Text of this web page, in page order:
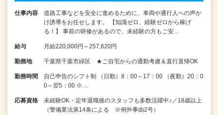
仕事内容
道路工事などを安全に進めるために、車両や通行人への声か
け誘導をお任せします。 【知識ゼロ、経験ゼロから稼げ
る！】 事前の研修があるので、未経験の方もご安…
給与 月給220,000円～257,620円
勤務地 千葉県千葉市緑区 ★ご自宅からの通勤考慮＆直行直帰OK
勤務時間
自己申告のシフト制 （日勤）8：00～17：00 （夜勤）20：0
0～翌5：00 ※…
応募資格
未経験OK・定年退職後のスタッフも多数活躍中♪／18歳以上
（警備業法第14条による ※例外事由2号）